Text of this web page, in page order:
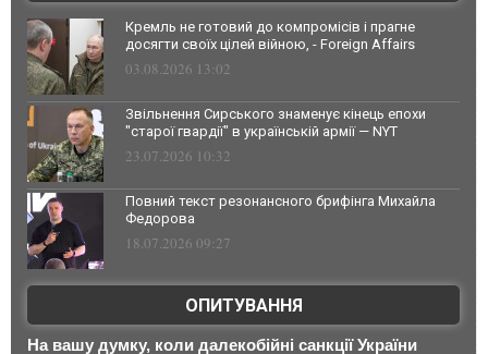
Кремль не готовий до компромісів і прагне
досягти своїх цілей війною, - Foreign Affairs
03.08.2026 13:02
Звільнення Сирського знаменує кінець епохи
"старої гвардії" в українській армії — NYT
23.07.2026 10:32
Повний текст резонансного брифінга Михайла
Федорова
18.07.2026 09:27
ОПИТУВАННЯ
На вашу думку, коли далекобійні санкції України